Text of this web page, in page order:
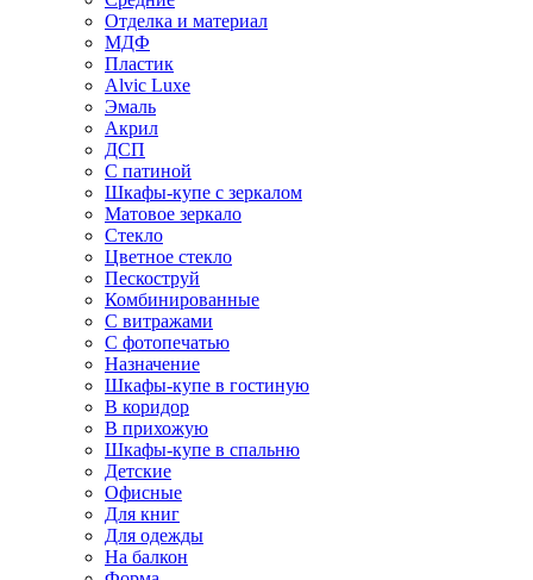
Отделка и материал
МДФ
Пластик
Alvic Luxe
Эмаль
Акрил
ДСП
С патиной
Шкафы-купе с зеркалом
Матовое зеркало
Стекло
Цветное стекло
Пескоструй
Комбинированные
С витражами
С фотопечатью
Назначение
Шкафы-купе в гостиную
В коридор
В прихожую
Шкафы-купе в спальню
Детские
Офисные
Для книг
Для одежды
На балкон